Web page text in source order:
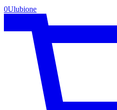
0Ulubione